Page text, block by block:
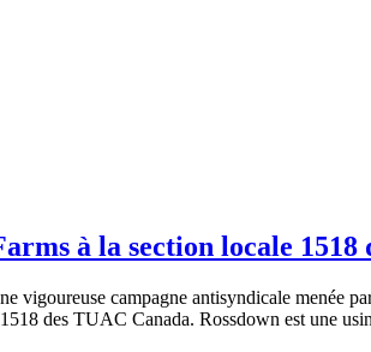
à la section locale 1518
vigoureuse campagne antisyndicale menée
des TUAC Canada. Rossdown est une